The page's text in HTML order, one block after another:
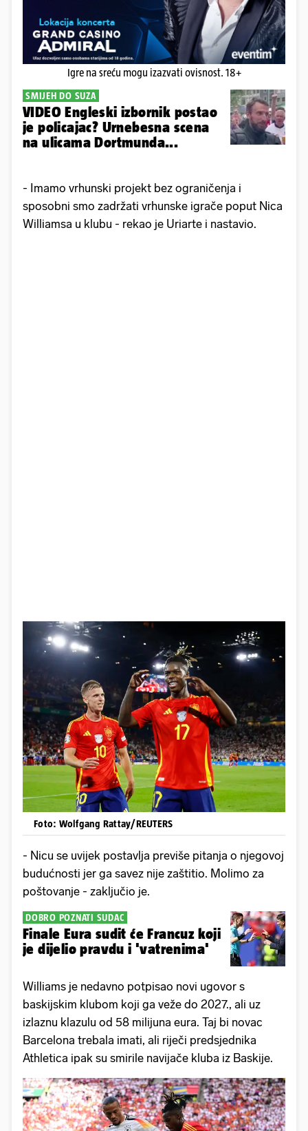
Igre na sreću mogu izazvati ovisnost. 18+
SMIJEH DO SUZA
VIDEO Engleski izbornik postao
je policajac? Urnebesna scena
na ulicama Dortmunda...
- Imamo vrhunski projekt bez ograničenja i
sposobni smo zadržati vrhunske igrače poput Nica
Williamsa u klubu - rekao je Uriarte i nastavio.
Foto: Wolfgang Rattay/REUTERS
- Nicu se uvijek postavlja previše pitanja o njegovoj
budućnosti jer ga savez nije zaštitio. Molimo za
poštovanje - zaključio je.
DOBRO POZNATI SUDAC
Finale Eura sudit će Francuz koji
je dijelio pravdu i 'vatrenima'
Williams je nedavno potpisao novi ugovor s
baskijskim klubom koji ga veže do 2027., ali uz
izlaznu klazulu od 58 milijuna eura. Taj bi novac
Barcelona trebala imati, ali riječi predsjednika
Athletica ipak su smirile navijače kluba iz Baskije.